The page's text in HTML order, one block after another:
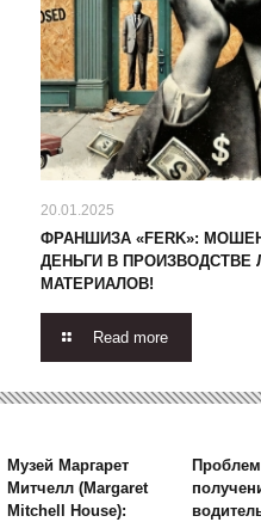
20.01.2025
ФРАНШИЗА «FERK»:
ДЕНЬГИ В ПРОИЗВОДСТВЕ
МАТЕРИАЛОВ!
Read more
Музей Маргарет
Митчелл (Margaret
Mitchell House):